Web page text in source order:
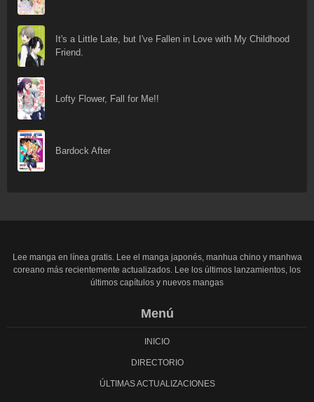
It's a Little Late, but I've Fallen in Love with My Childhood
Friend.
Lofty Flower, Fall for Me!!
Bardock After
Lee manga en línea gratis. Lee el manga japonés, manhua chino y manhwa
coreano más recientemente actualizados. Lee los últimos lanzamientos, los
últimos capítulos y nuevos mangas
Menú
INICIO
DIRECTORIO
ÚLTIMAS ACTUALIZACIONES